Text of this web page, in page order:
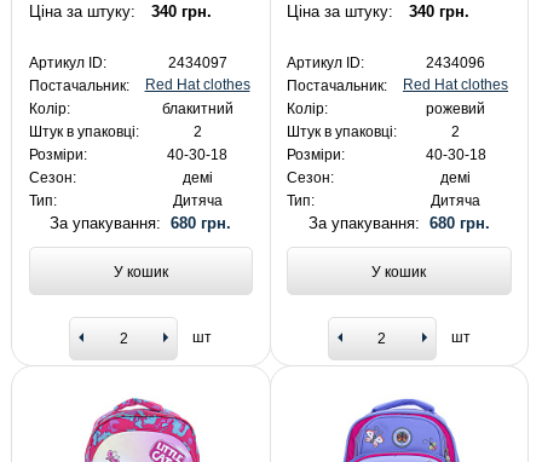
Ціна за штуку: 340 грн.
Артикул ID:
2434097
Постачальник:
Red Hat clothes
Колір:
блакитний
Штук в упаковці:
2
Розміри:
40-30-18
Сезон:
демі
Тип:
Дитяча
За упакування:680 грн.
У кошик
шт
Ціна за штуку: 340 грн.
Артикул ID:
2434096
Постачальник:
Red Hat clothes
Колір:
рожевий
Штук в упаковці:
2
Розміри:
40-30-18
Сезон:
демі
Тип:
Дитяча
За упакування: 680 грн.
У кошик
шт